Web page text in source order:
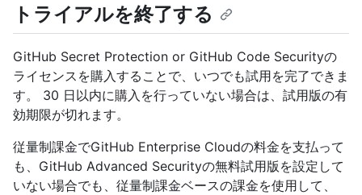
トライアルを終了する
GitHub Secret Protection or GitHub Code Securityの
ライセンスを購入することで、いつでも試用を完了できま
す。 30 日以内に購入を行っていない場合は、試用版の有
効期限が切れます。
従量制課金でGitHub Enterprise Cloudの料金を支払って
も、GitHub Advanced Securityの無料試用版を設定して
いない場合でも、従量制課金ベースの課金を使用して、